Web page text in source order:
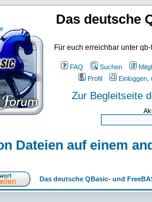
Das deutsche
Für euch erreichbar unter
FAQ Suchen
Profil
Einloggen,
Zur Begleitseite
Dateien auf einem
Das deutsche QBasic- und